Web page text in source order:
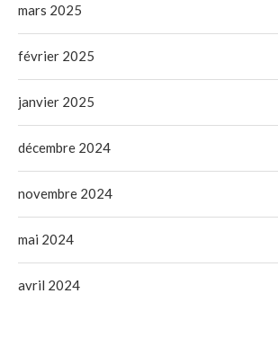
mars 2025
février 2025
janvier 2025
décembre 2024
novembre 2024
mai 2024
avril 2024